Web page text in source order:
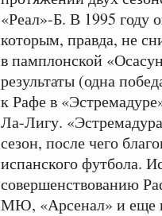
«Реал»-Б. В 1995 году
которым, правда, не
в памплонской
результаты (одна
к Рафе в
Ла-Лигу.
сезон, после чего
испанского футбола.
совершенствованию
МЮ, «Арсенал» и еще